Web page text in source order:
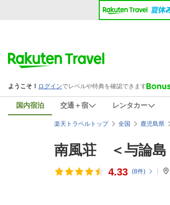
国内宿泊 交通＋宿 レンタカー
楽天トラベルトップ 全国 鹿児島県
南風荘 ＜与論島
4.33 (8件)